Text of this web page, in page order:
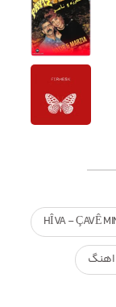
HÎVA - ÇAVÊ